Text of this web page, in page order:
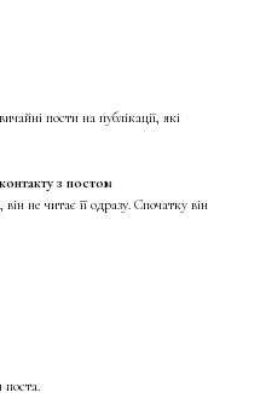
пости на публікації, які
з постом
не читає її одразу. Спочатку він